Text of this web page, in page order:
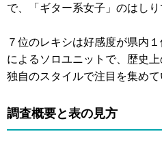
で、「ギター系女子」のはしり
７位のレキシは好感度が県内
によるソロユニットで、歴史
独自のスタイルで注目を集めて
調査概要と表の見方